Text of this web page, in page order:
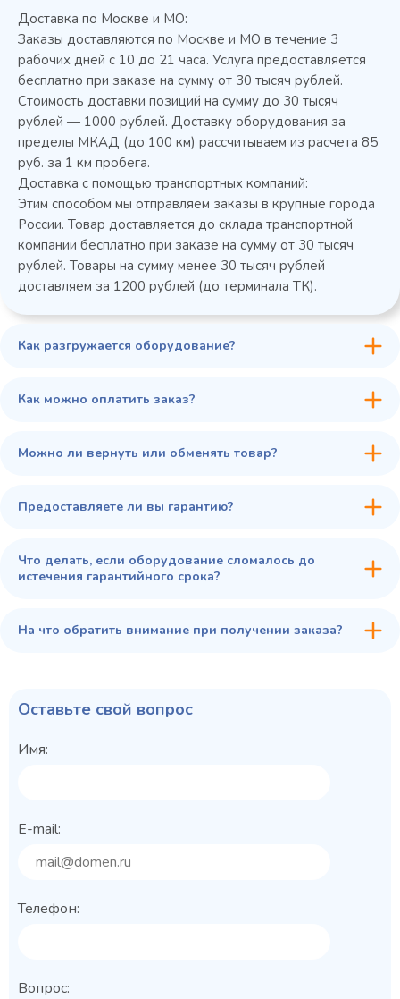
Колода разрубочная КР-5/5
45 900 ₽
Доставка по Москве и МО:
Заказы доставляются по Москве и МО в течение 3
рабочих дней с 10 до 21 часа. Услуга предоставляется
бесплатно при заказе на сумму от 30 тысяч рублей.
Стоимость доставки позиций на сумму до 30 тысяч
рублей — 1000 рублей. Доставку оборудования за
пределы МКАД (до 100 км) рассчитываем из расчета 85
руб. за 1 км пробега.
Доставка с помощью транспортных компаний:
Этим способом мы отправляем заказы в крупные города
России. Товар доставляется до склада транспортной
компании бесплатно при заказе на сумму от 30 тысяч
рублей. Товары на сумму менее 30 тысяч рублей
доставляем за 1200 рублей (до терминала ТК).
Как разгружается оборудование?
Как можно оплатить заказ?
Можно ли вернуть или обменять товар?
Предоставляете ли вы гарантию?
Что делать, если оборудование сломалось до
истечения гарантийного срока?
На что обратить внимание при получении заказа?
Оставьте свой вопрос
Имя:
E-mail:
Телефон:
Вопрос: